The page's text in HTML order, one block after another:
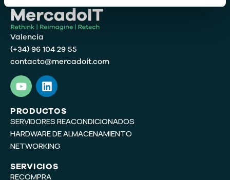
Valencia
(+34) 96 104 29 55
contacto@mercadoit.com
Y
o
u
t
u
b
e
L
i
n
k
e
d
i
PRODUCTOS
SERVIDORES REACONDICIONADOS
HARDWARE DE ALMACENAMIENTO
NETWORKING
SERVICIOS
RECOMPRA